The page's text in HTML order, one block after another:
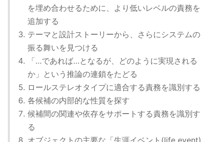
を埋め合わせるために、より低いレベルの責務を
追加する
テーマと設計ストーリーから、さらにシステムの
振る舞いを見つける
「…であれば…となるが、どのように実現される
か」という推論の連鎖をたどる
ロールステレオタイプに適合する責務を識別する
各候補の内部的な性質を探す
候補間の関連や依存をサポートする責務を識別す
る
オブジェクトの主要な「生涯イベント(life event)